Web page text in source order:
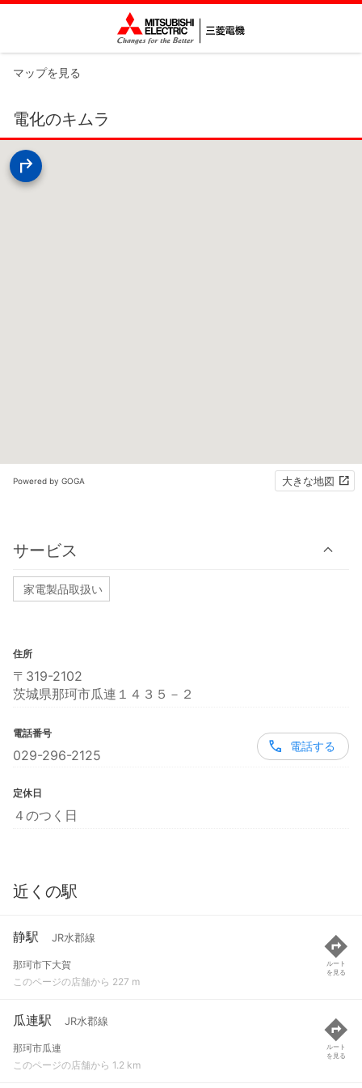
マップを見る
電化のキムラ
Powered by GOGA 大きな地図
サービス
家電製品取扱い
住所
〒319-2102
茨城県那珂市瓜連１４３５－２
電話番号
029-296-2125
電話する
定休日
４のつく日
近くの駅
静駅 JR水郡線
那珂市下大賀
このページの店舗から 227 m
ルート
を見る
瓜連駅 JR水郡線
那珂市瓜連
このページの店舗から 1.2 km
ルート
を見る